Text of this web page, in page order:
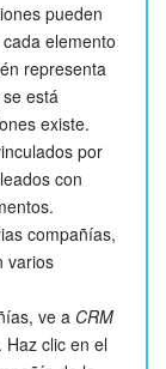
pueden
elemento
representa
está
existe.
por
con
compañías,
varios
ve a CRM
clic en el